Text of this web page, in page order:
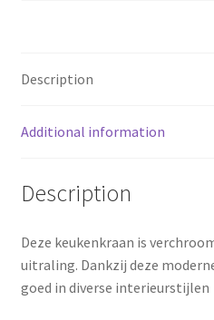
t
Description
Additional information
Description
Deze keukenkraan is
uitraling. Dankzij deze
goed in diverse interieurstijlen